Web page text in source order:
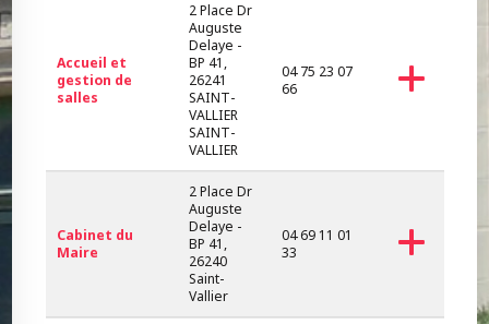
Accueil et
gestion de
salles
2 Place Dr
Auguste
Delaye -
BP 41,
26241
SAINT-
VALLIER
SAINT-
VALLIER
04 75 23 07
66
Cabinet du
Maire
2 Place Dr
Auguste
Delaye -
BP 41,
26240
Saint-
Vallier
04 69 11 01
33